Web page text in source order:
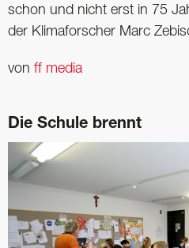
schon und nicht erst in 75
der Klimaforscher Marc
von ff media
Die Schule brennt